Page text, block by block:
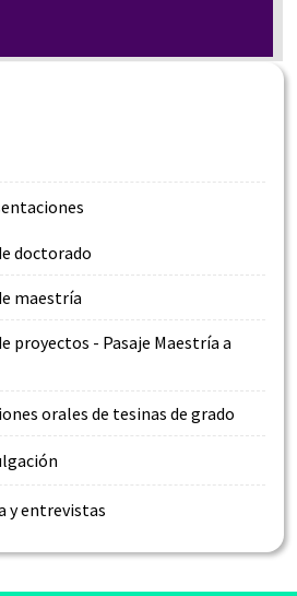
doctorado
maestría
proyectos - Pasaje Maestría a
orales de tesinas de grado
y entrevistas